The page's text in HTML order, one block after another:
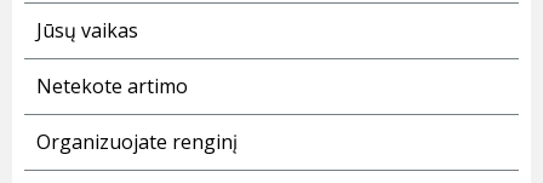
Jūsų vaikas
Netekote artimo
Organizuojate renginį